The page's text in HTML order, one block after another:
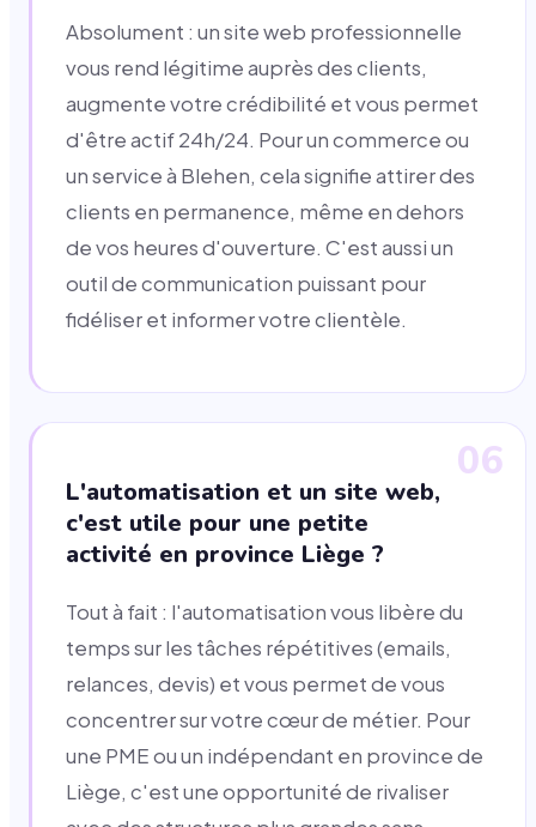
Absolument : un site web professionnelle
vous rend légitime auprès des clients,
augmente votre crédibilité et vous permet
d'être actif 24h/24. Pour un commerce ou
un service à Blehen, cela signifie attirer des
clients en permanence, même en dehors
de vos heures d'ouverture. C'est aussi un
outil de communication puissant pour
fidéliser et informer votre clientèle.
06
L'automatisation et un site web,
c'est utile pour une petite
activité en province Liège ?
Tout à fait : l'automatisation vous libère du
temps sur les tâches répétitives (emails,
relances, devis) et vous permet de vous
concentrer sur votre cœur de métier. Pour
une PME ou un indépendant en province de
Liège, c'est une opportunité de rivaliser